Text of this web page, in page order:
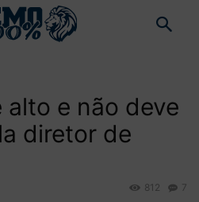
alto e não deve
diretor de
7
812